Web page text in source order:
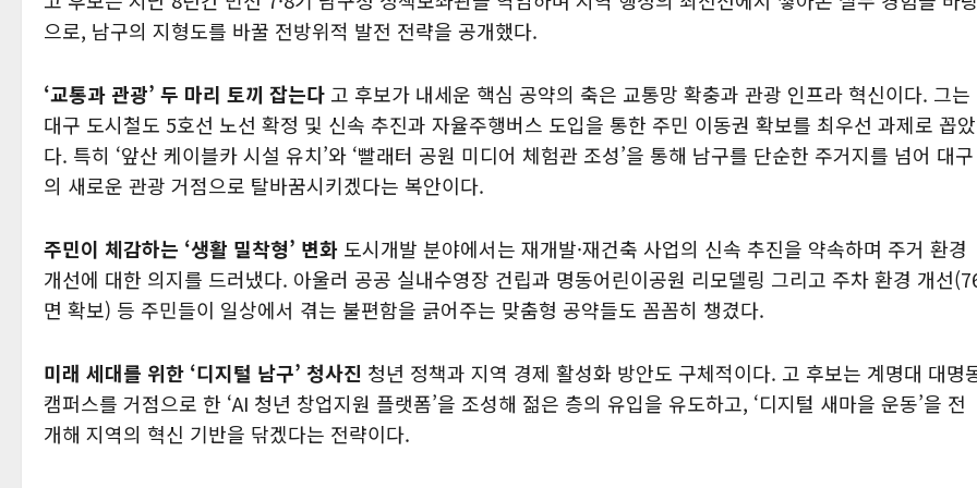
으로, 남구의 지형도를 바꿀 전방위적 발전 전략을 공개했다.
‘교통과 관광’ 두 마리 토끼 잡는다 고 후보가 내세운 핵심 공약의 축은 교통망 확충과 관광 인프라 혁신이다. 그는
대구 도시철도 5호선 노선 확정 및 신속 추진과 자율주행버스 도입을 통한 주민 이동권 확보를 최우선 과제로 꼽았
다. 특히 ‘앞산 케이블카 시설 유치’와 ‘빨래터 공원 미디어 체험관 조성’을 통해 남구를 단순한 주거지를 넘어 대구
의 새로운 관광 거점으로 탈바꿈시키겠다는 복안이다.
주민이 체감하는 ‘생활 밀착형’ 변화 도시개발 분야에서는 재개발·재건축 사업의 신속 추진을 약속하며 주거 환경
개선에 대한 의지를 드러냈다. 아울러 공공 실내수영장 건립과 명동어린이공원 리모델링 그리고 주차 환경 개선
면 확보) 등 주민들이 일상에서 겪는 불편함을 긁어주는 맞춤형 공약들도 꼼꼼히 챙겼다.
미래 세대를 위한 ‘디지털 남구’ 청사진 청년 정책과 지역 경제 활성화 방안도 구체적이다. 고 후보는 계명대 대명
캠퍼스를 거점으로 한 ‘AI 청년 창업지원 플랫폼’을 조성해 젊은 층의 유입을 유도하고, ‘디지털 새마을 운동’을 전
개해 지역의 혁신 기반을 닦겠다는 전략이다.